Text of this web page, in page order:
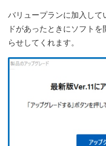
バリュープランに加入し
ドがあったときにソフト
らせしてくれます。